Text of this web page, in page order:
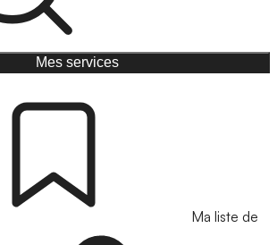
Mes services
Ma liste de